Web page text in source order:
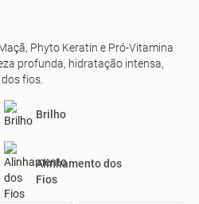
Phyto Keratin e Pró-Vitamina
profunda, hidratação intensa,
fios.
Brilho
Alinhamento dos
Fios